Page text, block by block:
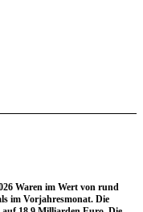
Waren im Wert von rund
im Vor­jah­res­mo­nat. Die